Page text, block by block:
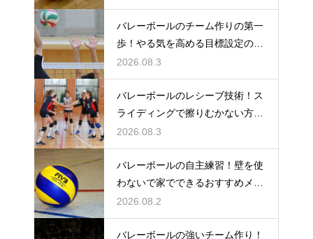
バレーボールのチーム作りの第一
歩！やる気を高める目標設定の仕
方とは
2026.08.3
バレーボールのレシーブ技術！ス
ライディングで擦りむかない方法
を伝授
2026.08.3
バレーボールの自主練習！壁を使
わないで家でできるおすすめメニ
ュー
2026.08.2
バレーボールの強いチーム作り！